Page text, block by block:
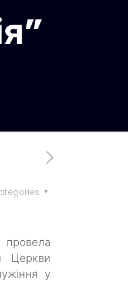
провела
Церкви
у